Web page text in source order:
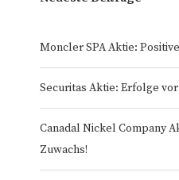
Moncler SPA Aktie:
Securitas Aktie: Erfolge
Canadal Nickel Company
Zuwachs!